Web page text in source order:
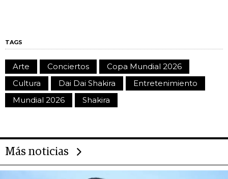
TAGS
Arte Conciertos
Copa Mundial 2026
Cultura
Dai Dai Shakira
Entretenimiento
Mundial 2026
Shakira
Más noticias